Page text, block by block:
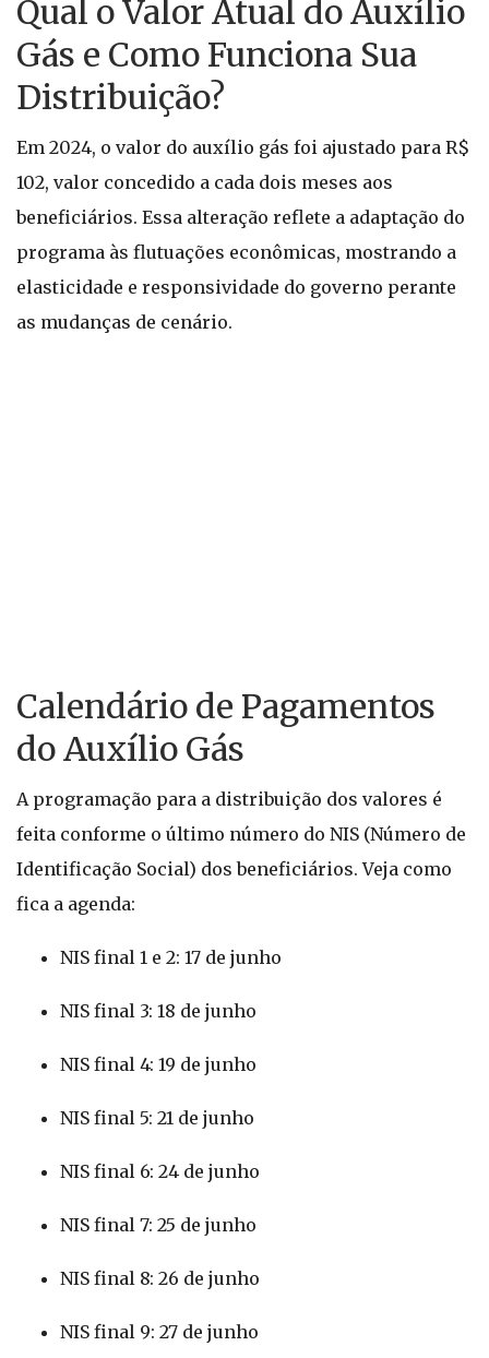
Qual o Valor Atual do Auxílio
Gás e Como Funciona Sua
Distribuição?
Em 2024, o valor do auxílio gás foi ajustado para R$
102, valor concedido a cada dois meses aos
beneficiários. Essa alteração reflete a adaptação do
programa às flutuações econômicas, mostrando a
elasticidade e responsividade do governo perante
as mudanças de cenário.
Calendário de Pagamentos
do Auxílio Gás
A programação para a distribuição dos valores é
feita conforme o último número do NIS (Número de
Identificação Social) dos beneficiários. Veja como
fica a agenda:
NIS final 1 e 2: 17 de junho
NIS final 3: 18 de junho
NIS final 4: 19 de junho
NIS final 5: 21 de junho
NIS final 6: 24 de junho
NIS final 7: 25 de junho
NIS final 8: 26 de junho
NIS final 9: 27 de junho